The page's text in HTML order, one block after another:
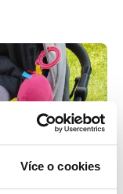
Více o cookies